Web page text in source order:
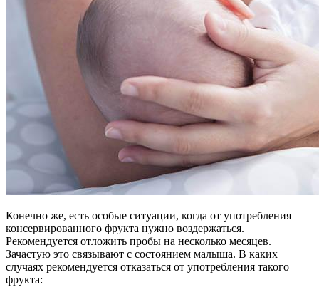
Конечно же, есть особые ситуации, когда от употребления
консервированного фрукта нужно воздержаться.
Рекомендуется отложить пробы на несколько месяцев.
Зачастую это связывают с состоянием малыша. В каких
случаях рекомендуется отказаться от употребления такого
фрукта: